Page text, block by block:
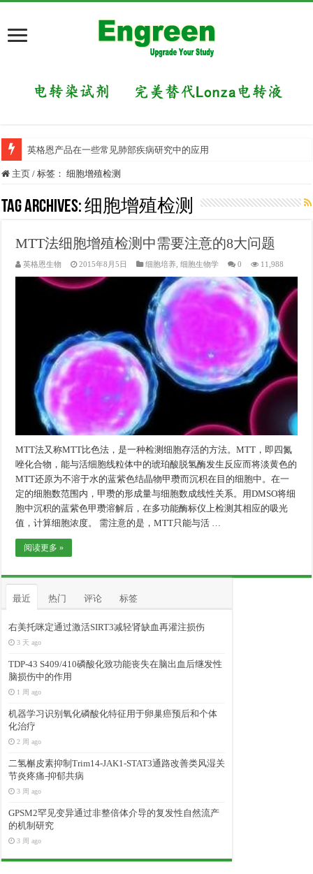
英格恩产品在一些常见肺部疾病研究中的应用
目前国内有哪些好的科研交流平台？
主页 / 标签：细胞增殖检测
Tag Archives:细胞增殖检测
MTT法细胞增殖检测中需要注意的8大问题
英格恩生物 2015年8月5日 细胞培养 ,细胞生物学 0 11,988
MTT法又称MTT比色法，是一种检测细胞存活的方法。MTT，即四氮
唑化合物，能与活细胞线粒体中的琥珀酸脱氢酶发生反应而将淡黄色的
MTT还原为不溶于水的蓝紫色结晶物甲瓒而沉积在目的细胞中。在一
定的细胞数范围内，甲瓒的形成量与细胞数成线性关系。用DMSO将细
胞中沉积的蓝紫色甲瓒溶解后，在多功能酶标仪上检测其相应的吸光
值，计算细胞浓度。 需注意的是，MTT只能与活 …
阅读更多 »
最近 热门 评论 标签
右美托咪定通过激活SIRT3减轻肾缺血再灌注损伤
3 天 ago
TDP-43 S409/410磷酸化致功能丧失在脑出血后继发性
脑损伤中的作用
1 周 ago
机器学习识别氧化磷酸化特征用于卵巢癌预后和个体
化治疗
2 周 ago
二氢槲皮素抑制Trim14-JAK1-STAT3通路改善类风湿关
节炎疼痛-抑郁共病
3 周 ago
GPSM2罕见变异通过非整倍体介导的复发性自然流产
的机制研究
3 周 ago